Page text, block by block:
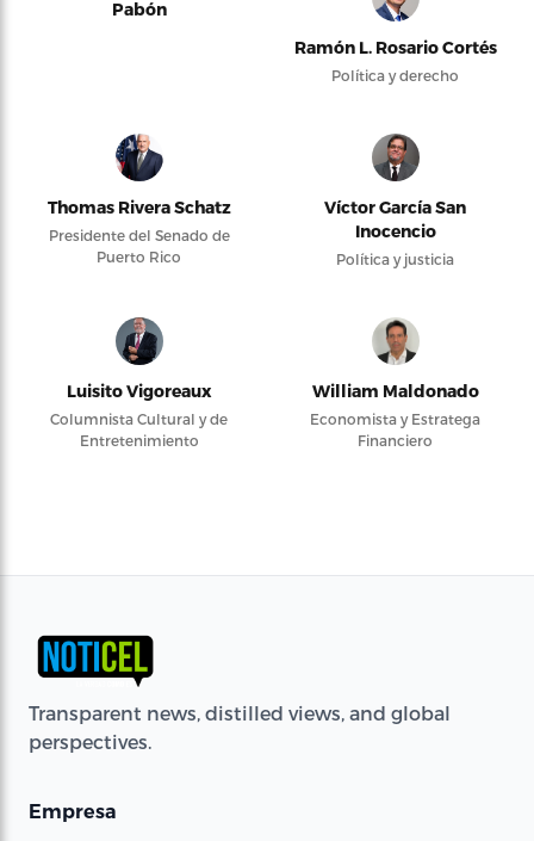
Pabón
Ramón L. Rosario Cortés
Política y derecho
Thomas Rivera Schatz
Presidente del Senado de
Puerto Rico
Víctor García San
Inocencio
Política y justicia
Luisito Vigoreaux
Columnista Cultural y de
Entretenimiento
William Maldonado
Economista y Estratega
Financiero
Transparent news, distilled views, and global
perspectives.
Empresa